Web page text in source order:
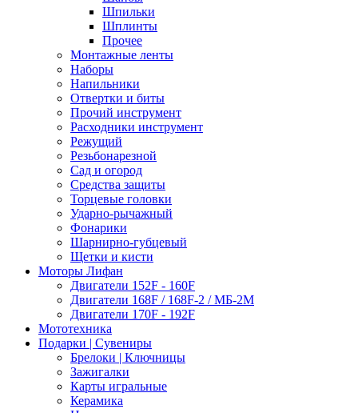
Шпильки
Шплинты
Прочее
Монтажные ленты
Наборы
Напильники
Отвертки и биты
Прочий инструмент
Расходники инструмент
Режущий
Резьбонарезной
Сад и огород
Средства защиты
Торцевые головки
Ударно-рычажный
Фонарики
Шарнирно-губцевый
Щетки и кисти
Моторы Лифан
Двигатели 152F - 160F
Двигатели 168F / 168F-2 / МБ-2М
Двигатели 170F - 192F
Мототехника
Подарки | Сувениры
Брелоки | Ключницы
Зажигалки
Карты игральные
Керамика